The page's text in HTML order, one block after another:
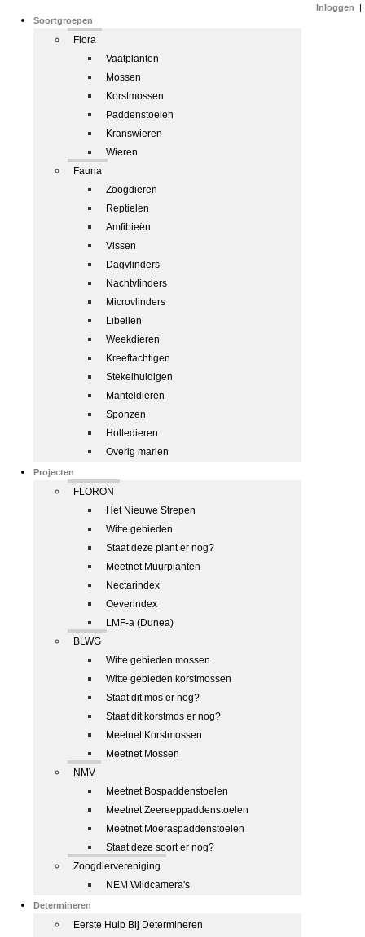
Soortgroepen
Flora
Vaatplanten
Mossen
Korstmossen
Paddenstoelen
Kranswieren
Wieren
Fauna
Zoogdieren
Reptielen
Amfibieën
Vissen
Dagvlinders
Nachtvlinders
Microvlinders
Libellen
Weekdieren
Kreeftachtigen
Stekelhuidigen
Manteldieren
Sponzen
Holtedieren
Overig marien
Projecten
FLORON
Het Nieuwe Strepen
Witte gebieden
Staat deze plant er nog?
Meetnet Muurplanten
Nectarindex
Oeverindex
LMF-a (Dunea)
BLWG
Witte gebieden mossen
Witte gebieden korstmossen
Staat dit mos er nog?
Staat dit korstmos er nog?
Meetnet Korstmossen
Meetnet Mossen
NMV
Meetnet Bospaddenstoelen
Meetnet Zeereeppaddenstoelen
Meetnet Moeraspaddenstoelen
Staat deze soort er nog?
Zoogdiervereniging
NEM Wildcamera's
Determineren
Eerste Hulp Bij Determineren
Inloggen |